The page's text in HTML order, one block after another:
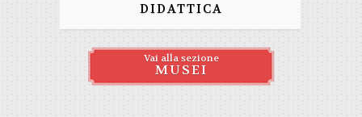
DIDATTICA
Vai alla sezione
MUSEI